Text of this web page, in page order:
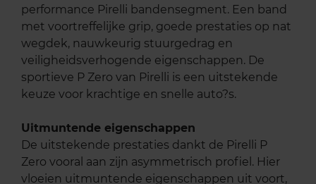
performance Pirelli bandensegment. Een band
met voortreffelijke grip, goede prestaties op nat
wegdek, nauwkeurig stuurgedrag en
veiligheidsverhogende eigenschappen. De
sportieve P Zero van Pirelli is een uitstekende
keuze voor krachtige en snelle auto?s.
Uitmuntende eigenschappen
De uitstekende prestaties dankt de Pirelli P
Zero vooral aan zijn asymmetrisch profiel. Hier
vloeien uitmuntende eigenschappen uit voort,